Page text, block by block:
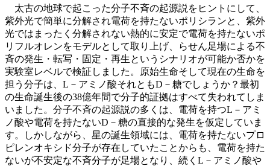
太古の地球で起こった分子不斉の起源説をヒントにして、
紫外光で簡単に分解され電荷を持たないポリシランと、紫外
光ではまったく分解されない熱的に安定で電荷を持たないポ
リフルオレンをモデルとして取り上げ、らせん足場による不
斉の発生・転写・固定・再生というシナリオが可能か否かを
実験室レベルで検証しました。原始生命そして現在の生命を
担う分子は、L－アミノ酸それともD－糖でしょうか？最初
の生命誕生後の38億年間で分子的証拠はすべて失われてしま
いました。分子不斉の起源説の多くは、電荷を持つL－アミ
ノ酸や電荷を持たないD－糖の直接的な発生を仮定していま
す。しかしながら、星の誕生領域には、電荷を持たないプロ
ピレンオキシド分子が存在していたことからも、電荷を持た
ないが不安定な不斉分子が足場となり、続くL－アミノ酸や